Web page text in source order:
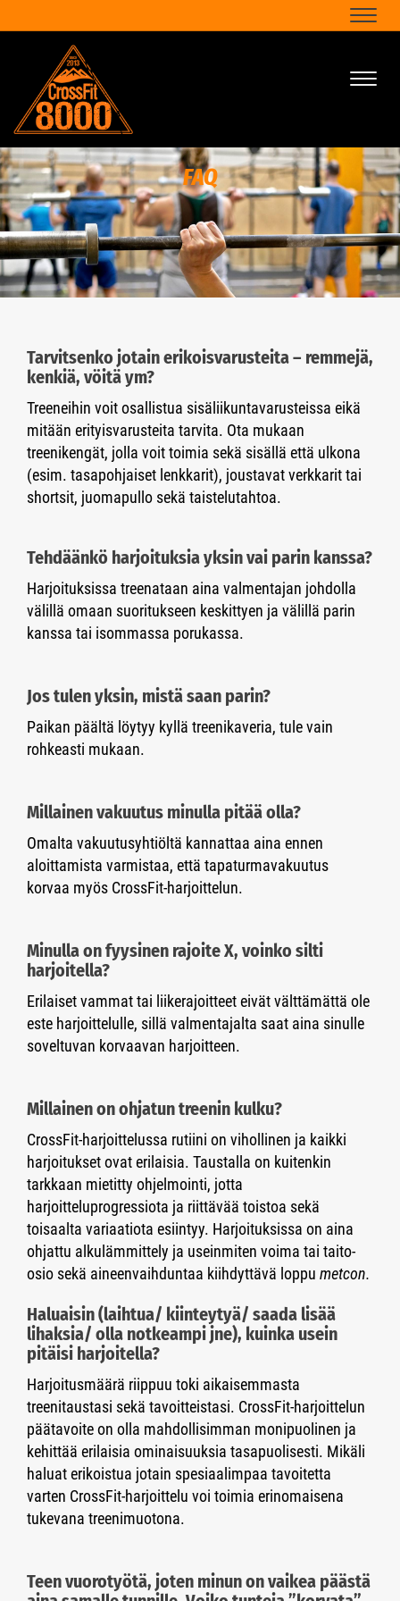
FAQ
Tarvitsenko jotain erikoisvarusteita – remmejä,
kenkiä, vöitä ym?
Treeneihin voit osallistua sisäliikuntavarusteissa eikä
mitään erityisvarusteita tarvita. Ota mukaan
treenikengät, jolla voit toimia sekä sisällä että ulkona
(esim. tasapohjaiset lenkkarit), joustavat verkkarit tai
shortsit, juomapullo sekä taistelutahtoa.
Tehdäänkö harjoituksia yksin vai parin kanssa?
Harjoituksissa treenataan aina valmentajan johdolla
välillä omaan suoritukseen keskittyen ja välillä parin
kanssa tai isommassa porukassa.
Jos tulen yksin, mistä saan parin?
Paikan päältä löytyy kyllä treenikaveria, tule vain
rohkeasti mukaan.
Millainen vakuutus minulla pitää olla?
Omalta vakuutusyhtiöltä kannattaa aina ennen
aloittamista varmistaa, että tapaturmavakuutus
korvaa myös CrossFit-harjoittelun.
Minulla on fyysinen rajoite X, voinko silti
harjoitella?
Erilaiset vammat tai liikerajoitteet eivät välttämättä ole
este harjoittelulle, sillä valmentajalta saat aina sinulle
soveltuvan korvaavan harjoitteen.
Millainen on ohjatun treenin kulku?
CrossFit-harjoittelussa rutiini on vihollinen ja kaikki
harjoitukset ovat erilaisia. Taustalla on kuitenkin
tarkkaan mietitty ohjelmointi, jotta
harjoitteluprogressiota ja riittävää toistoa sekä
toisaalta variaatiota esiintyy. Harjoituksissa on aina
ohjattu alkulämmittely ja useinmiten voima tai taito-
osio sekä aineenvaihduntaa kiihdyttävä loppu metcon.
Haluaisin (laihtua/ kiinteytyä/ saada lisää
lihaksia/ olla notkeampi jne), kuinka usein
pitäisi harjoitella?
Harjoitusmäärä riippuu toki aikaisemmasta
treenitaustasi sekä tavoitteistasi. CrossFit-harjoittelun
päätavoite on olla mahdollisimman monipuolinen ja
kehittää erilaisia ominaisuuksia tasapuolisesti. Mikäli
haluat erikoistua jotain spesiaalimpaa tavoitetta
varten CrossFit-harjoittelu voi toimia erinomaisena
tukevana treenimuotona.
Teen vuorotyötä, joten minun on vaikea päästä